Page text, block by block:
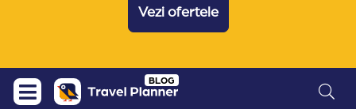
Vezi ofertele
Skip
BLOG